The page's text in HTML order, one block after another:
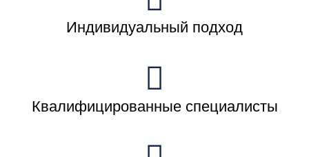
Индивидуальный подход
Квалифицированные специалисты